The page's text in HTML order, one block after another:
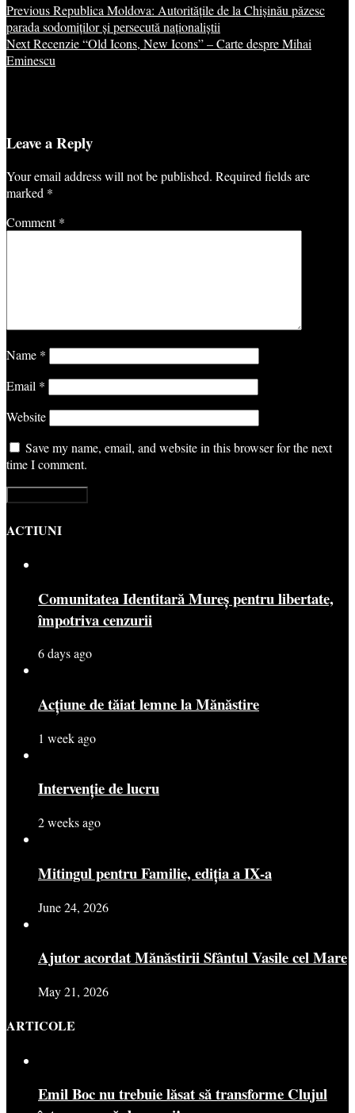
PreviousRepublica Moldova: Autoritățile de la Chișinău păzesc
parada sodomiților și persecută naționaliștii
NextRecenzie “Old Icons, New Icons” – Carte despre Mihai
Eminescu
Leave a Reply
Your email address will not be published. Required fields are
marked *
Comment*
Name *
Email *
Website
Save my name, email, and website in this browser for the next
time I comment.
ACTIUNI
Comunitatea Identitară Mureș pentru libertate,
împotriva cenzurii
6 days ago
Acțiune de tăiat lemne la Mănăstire
1 week ago
Intervenție de lucru
2 weeks ago
Mitingul pentru Familie, ediția a IX-a
June 24, 2026
Ajutor acordat Mănăstirii Sfântul Vasile cel Mare
May 21, 2026
ARTICOLE
Emil Boc nu trebuie lăsat să transforme Clujul